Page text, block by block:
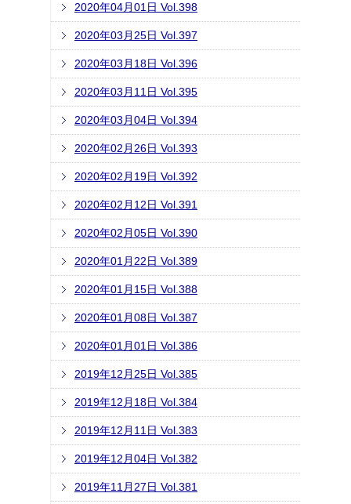
2020年04月01日 Vol.398
2020年03月25日 Vol.397
2020年03月18日 Vol.396
2020年03月11日 Vol.395
2020年03月04日 Vol.394
2020年02月26日 Vol.393
2020年02月19日 Vol.392
2020年02月12日 Vol.391
2020年02月05日 Vol.390
2020年01月22日 Vol.389
2020年01月15日 Vol.388
2020年01月08日 Vol.387
2020年01月01日 Vol.386
2019年12月25日 Vol.385
2019年12月18日 Vol.384
2019年12月11日 Vol.383
2019年12月04日 Vol.382
2019年11月27日 Vol.381